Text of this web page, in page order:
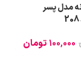
مدل پسر
100,000تومان